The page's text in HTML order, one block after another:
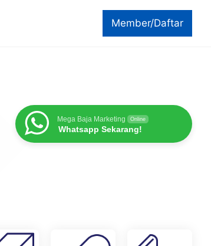
Member/Daftar
Mega Baja Marketing Online
Whatsapp Sekarang!